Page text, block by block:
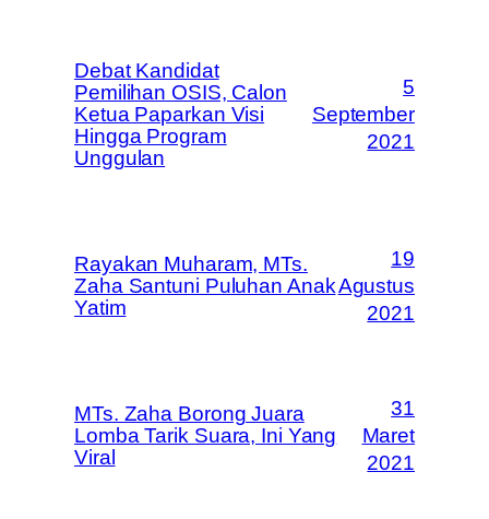
Debat Kandidat
Pemilihan OSIS, Calon
Ketua Paparkan Visi
Hingga Program
Unggulan
5
September
2021
Rayakan Muharam, MTs.
Zaha Santuni Puluhan Anak
Yatim
19
Agustus
2021
MTs. Zaha Borong Juara
Lomba Tarik Suara, Ini Yang
Viral
31
Maret
2021